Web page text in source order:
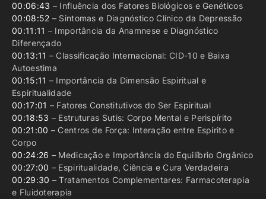
00:06:43 – Influência dos Fatores Biológicos e Genéticos
00:08:52 – Sintomas e Diagnóstico Clínico da Depressão
00:11:11 – Importância da Anamnese e Diagnóstico
Diferençado
00:13:11 – Classificação Internacional: CID-10 e Baixa
Autoestima
00:15:11 – Importância da Dimensão Espiritual e
Espiritualidade
00:17:01 – Fatores Constitutivos do Ser Espiritual
00:18:53 – Estruturas Sutis: Corpo Mental e Perispírito
00:21:00 – Centros de Força: Interação entre Espírito e
Corpo
00:24:26 – Medicação e Importância do Equilíbrio Orgânico
00:27:00 – Espiritualidade, Ciência e Cura Verdadeira
00:29:30 – Tratamentos Complementares: Farmacoterapia
e Fluidoterapia